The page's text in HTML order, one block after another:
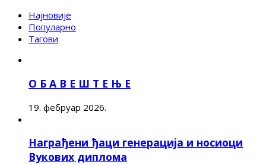
Најновије
Популарно
Тагови
О Б А В Е Ш Т Е Њ Е
19. фебруар 2026.
Награђени ђаци генерација и носиоци
Вукових диплома